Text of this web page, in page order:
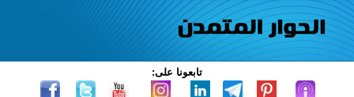
تابعونا على: